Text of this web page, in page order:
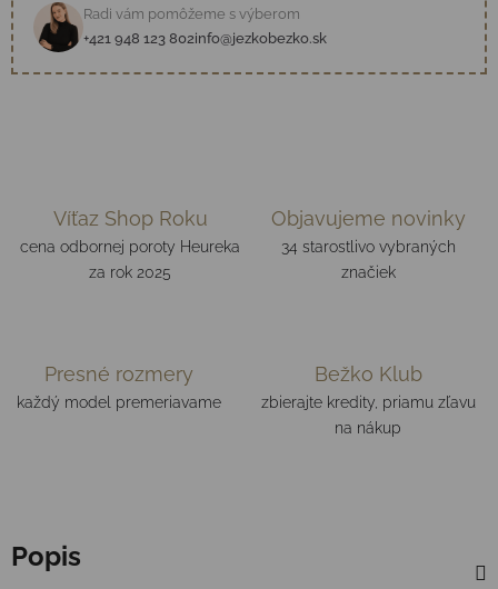
Radi vám pomôžeme s výberom
+421 948 123 802info@jezkobezko.sk
Víťaz Shop Roku
cena odbornej poroty Heureka
za rok 2025
Objavujeme novinky
34 starostlivo vybraných
značiek
Presné rozmery
každý model premeriavame
Bežko Klub
zbierajte kredity, priamu zľavu
na nákup
Popis